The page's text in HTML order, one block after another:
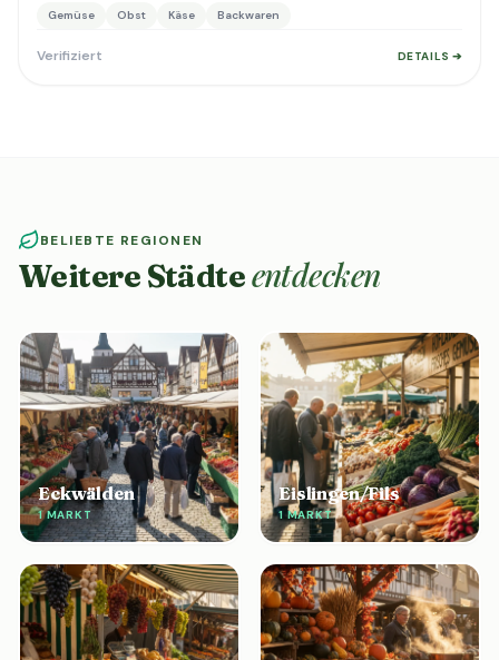
Gemüse Obst Käse Backwaren
Verifiziert DETAILS ➔
BELIEBTE REGIONEN
Weitere Städteentdecken
Eckwälden
1 MARKT
Eislingen/Fils
1 MARKT